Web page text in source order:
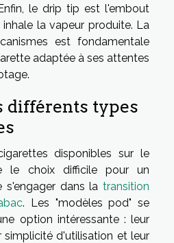
le drip tip est l'embout
la vapeur produite. La
est fondamentale
adaptée à ses attentes
différents types
disponibles sur le
le choix difficile pour un
s'engager dans la transition
. Les "modèles pod" se
option intéressante : leur
d'utilisation et leur